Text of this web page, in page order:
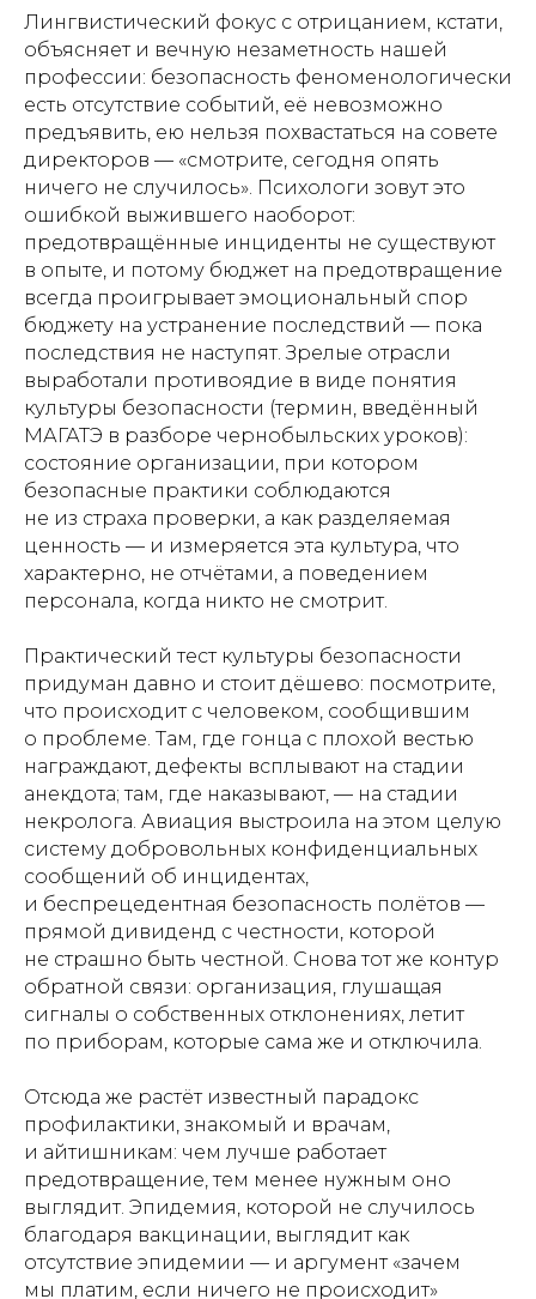
Лингвистический фокус с отрицанием, кстати,
объясняет и вечную незаметность нашей
профессии: безопасность феноменологически
есть отсутствие событий, её невозможно
предъявить, ею нельзя похвастаться на совете
директоров — «смотрите, сегодня опять
ничего не случилось». Психологи зовут это
ошибкой выжившего наоборот:
предотвращённые инциденты не существуют
в опыте, и потому бюджет на предотвращение
всегда проигрывает эмоциональный спор
бюджету на устранение последствий — пока
последствия не наступят. Зрелые отрасли
выработали противоядие в виде понятия
культуры безопасности (термин, введённый
МАГАТЭ в разборе чернобыльских уроков):
состояние организации, при котором
безопасные практики соблюдаются
не из страха проверки, а как разделяемая
ценность — и измеряется эта культура, что
характерно, не отчётами, а поведением
персонала, когда никто не смотрит.
Практический тест культуры безопасности
придуман давно и стоит дёшево: посмотрите,
что происходит с человеком, сообщившим
о проблеме. Там, где гонца с плохой вестью
награждают, дефекты всплывают на стадии
анекдота; там, где наказывают, — на стадии
некролога. Авиация выстроила на этом целую
систему добровольных конфиденциальных
сообщений об инцидентах,
и беспрецедентная безопасность полётов —
прямой дивиденд с честности, которой
не страшно быть честной. Снова тот же контур
обратной связи: организация, глушащая
сигналы о собственных отклонениях, летит
по приборам, которые сама же и отключила.
Отсюда же растёт известный парадокс
профилактики, знакомый и врачам,
и айтишникам: чем лучше работает
предотвращение, тем менее нужным оно
выглядит. Эпидемия, которой не случилось
благодаря вакцинации, выглядит как
отсутствие эпидемии — и аргумент «зачем
мы платим, если ничего не происходит»